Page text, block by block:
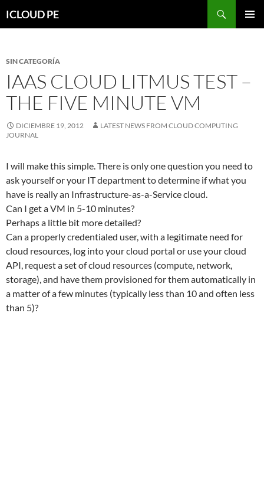
hacia
ICLOUD PE
SIN CATEGORÍA
IAAS CLOUD LITMUS TEST –
THE FIVE MINUTE VM
DICIEMBRE 19, 2012
LATEST NEWS FROM CLOUD COMPUTING
JOURNAL
I will make this simple. There is only one question you need to
ask yourself or your IT department to determine if what you
have is really an Infrastructure-as-a-Service cloud.
Can I get a VM in 5-10 minutes?
Perhaps a little bit more detailed?
Can a properly credentialed user, with a legitimate need for
cloud resources, log into your cloud portal or use your cloud
API, request a set of cloud resources (compute, network,
storage), and have them provisioned for them automatically in
a matter of a few minutes (typically less than 10 and often less
than 5)?